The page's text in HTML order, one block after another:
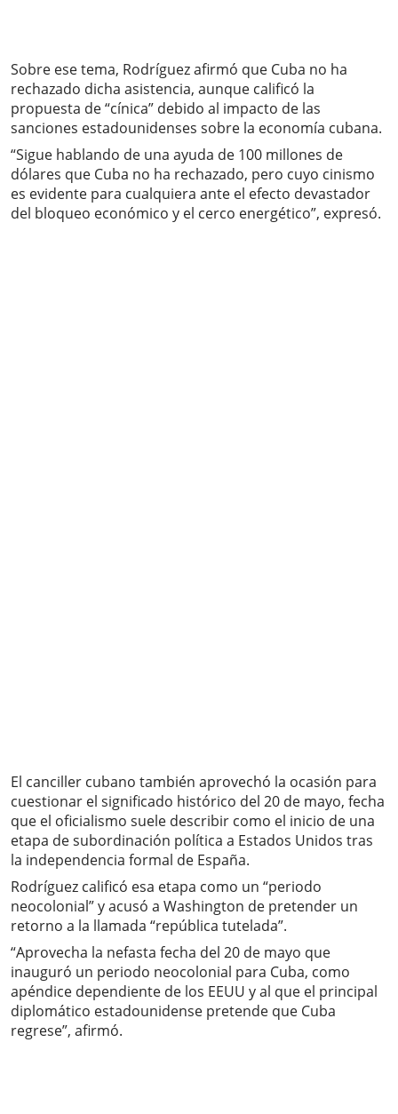
Sobre ese tema, Rodríguez afirmó que Cuba no ha
rechazado dicha asistencia, aunque calificó la
propuesta de “cínica” debido al impacto de las
sanciones estadounidenses sobre la economía cubana.
“Sigue hablando de una ayuda de 100 millones de
dólares que Cuba no ha rechazado, pero cuyo cinismo
es evidente para cualquiera ante el efecto devastador
del bloqueo económico y el cerco energético”, expresó.
El canciller cubano también aprovechó la ocasión para
cuestionar el significado histórico del 20 de mayo, fecha
que el oficialismo suele describir como el inicio de una
etapa de subordinación política a Estados Unidos tras
la independencia formal de España.
Rodríguez calificó esa etapa como un “periodo
neocolonial” y acusó a Washington de pretender un
retorno a la llamada “república tutelada”.
“Aprovecha la nefasta fecha del 20 de mayo que
inauguró un periodo neocolonial para Cuba, como
apéndice dependiente de los EEUU y al que el principal
diplomático estadounidense pretende que Cuba
regrese”, afirmó.